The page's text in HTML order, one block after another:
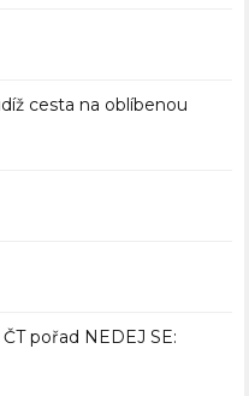
cesta na oblíbenou
pořad NEDEJ SE: